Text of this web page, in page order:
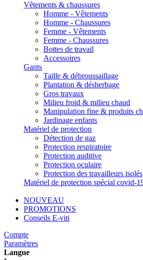
Vêtements & chaussures
Homme - Vêtements
Homme - Chaussures
Femme - Vêtements
Femme - Chaussures
Bottes de travail
Accessoires
Gants
Taille & débroussaillage
Plantation & désherbage
Gros travaux
Milieu froid & milieu chaud
Manipulation fine & produits
Jardinage enfants
Matériel de protection
Détection de gaz
Protection respiratoire
Protection auditive
Protection oculaire
Protection des travailleurs isolés
Matériel de protection spécial covid-
NOUVEAU
PROMOTIONS
Conseils E-viti
Compte
Paramètres
Langue